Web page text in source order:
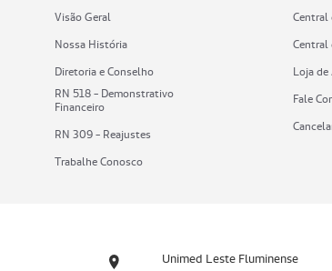
Visão Geral
Nossa História
Diretoria e Conselho
RN 518 - Demonstrativo
Financeiro
RN 309 - Reajustes
Trabalhe Conosco
Central
Central
Loja
Fale
Unimed Leste Fluminense